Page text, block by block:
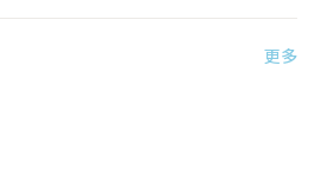
更多